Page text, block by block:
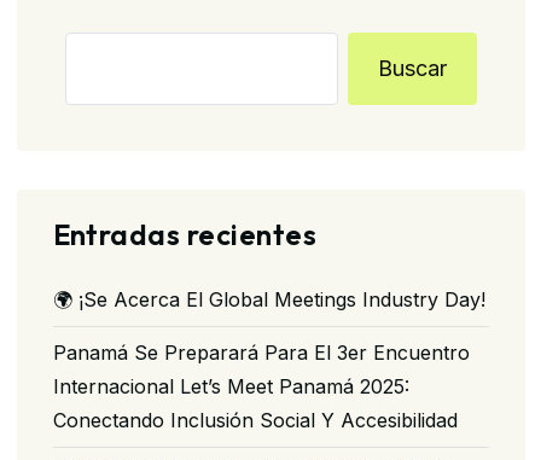
Buscar
Entradas recientes
🌍 ¡Se Acerca El Global Meetings Industry Day!
Panamá Se Preparará Para El 3er Encuentro
Internacional Let’s Meet Panamá 2025:
Conectando Inclusión Social Y Accesibilidad